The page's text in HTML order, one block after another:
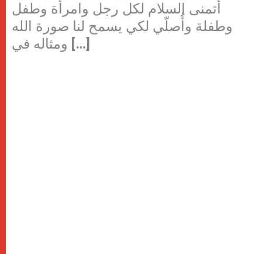
أتمنى السلام لكل رجل وامرأة وطفل
وطفلة وأُصلّي لكي يسمح لنا صورة الله
ومثاله في […]